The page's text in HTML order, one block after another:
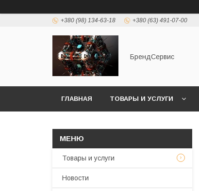
+380 (98) 134-63-18 +380 (63) 491-07-00
БрендСервис
ГЛАВНАЯ ТОВАРЫ И УСЛУГИ
Товары и услуги
Новости